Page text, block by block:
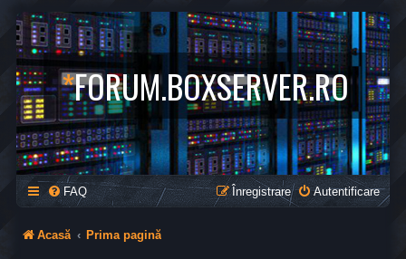
*FORUM.BOXSERVER.RO
FAQ Autentificare
Înregistrare
Acasă Prima pagină